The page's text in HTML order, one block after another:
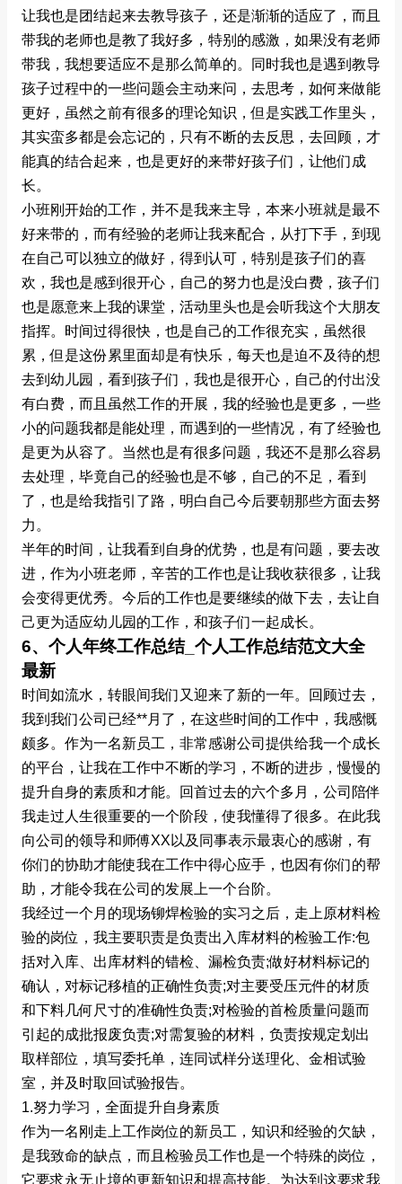
让我也是团结起来去教导孩子，还是渐渐的适应了，而且
带我的老师也是教了我好多，特别的感激，如果没有老师
带我，我想要适应不是那么简单的。同时我也是遇到教导
孩子过程中的一些问题会主动来问，去思考，如何来做能
更好，虽然之前有很多的理论知识，但是实践工作里头，
其实蛮多都是会忘记的，只有不断的去反思，去回顾，才
能真的结合起来，也是更好的来带好孩子们，让他们成
长。
小班刚开始的工作，并不是我来主导，本来小班就是最不
好来带的，而有经验的老师让我来配合，从打下手，到现
在自己可以独立的做好，得到认可，特别是孩子们的喜
欢，我也是感到很开心，自己的努力也是没白费，孩子们
也是愿意来上我的课堂，活动里头也是会听我这个大朋友
指挥。时间过得很快，也是自己的工作很充实，虽然很
累，但是这份累里面却是有快乐，每天也是迫不及待的想
去到幼儿园，看到孩子们，我也是很开心，自己的付出没
有白费，而且虽然工作的开展，我的经验也是更多，一些
小的问题我都是能处理，而遇到的一些情况，有了经验也
是更为从容了。当然也是有很多问题，我还不是那么容易
去处理，毕竟自己的经验也是不够，自己的不足，看到
了，也是给我指引了路，明白自己今后要朝那些方面去努
力。
半年的时间，让我看到自身的优势，也是有问题，要去改
进，作为小班老师，辛苦的工作也是让我收获很多，让我
会变得更优秀。今后的工作也是要继续的做下去，去让自
己更为适应幼儿园的工作，和孩子们一起成长。
6、个人年终工作总结_个人工作总结范文大全
最新
时间如流水，转眼间我们又迎来了新的一年。回顾过去，
我到我们公司已经**月了，在这些时间的工作中，我感慨
颇多。作为一名新员工，非常感谢公司提供给我一个成长
的平台，让我在工作中不断的学习，不断的进步，慢慢的
提升自身的素质和才能。回首过去的六个多月，公司陪伴
我走过人生很重要的一个阶段，使我懂得了很多。在此我
向公司的领导和师傅XX以及同事表示最衷心的感谢，有
你们的协助才能使我在工作中得心应手，也因有你们的帮
助，才能令我在公司的发展上一个台阶。
我经过一个月的现场铆焊检验的实习之后，走上原材料检
验的岗位，我主要职责是负责出入库材料的检验工作:包
括对入库、出库材料的错检、漏检负责;做好材料标记的
确认，对标记移植的正确性负责;对主要受压元件的材质
和下料几何尺寸的准确性负责;对检验的首检质量问题而
引起的成批报废负责;对需复验的材料，负责按规定划出
取样部位，填写委托单，连同试样分送理化、金相试验
室，并及时取回试验报告。
1.努力学习，全面提升自身素质
作为一名刚走上工作岗位的新员工，知识和经验的欠缺，
是我致命的缺点，而且检验员工作也是一个特殊的岗位，
它要求永无止境的更新知识和提高技能。为达到这要求我